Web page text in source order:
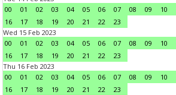
00
01 02 03 04 05 06 07 08 09 10
16
17 18 19 20 21 22
23
Wed 15 Feb 2023
00
01 02 03 04 05 06 07 08 09 10
16
17 18 19 20 21 22
23
Thu 16 Feb 2023
00
01 02 03 04 05 06 07 08 09 10
16
17 18 19 20 21 22
23